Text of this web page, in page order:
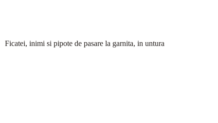
Ficatei, inimi si pipote de pasare la garnita, in untura